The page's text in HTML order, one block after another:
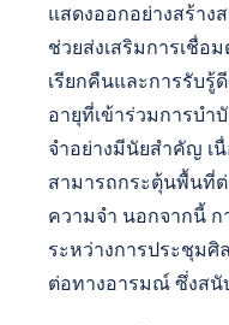
แสดงออกอย่างสร้าง
ช่วยส่งเสริมการเชื่อ
เรียกคืนและการรับรู้
อายุที่เข้าร่วมการบ
จำอย่างมีนัยสำคัญ เ
สามารถกระตุ้นพื้นที่ต่
ความจำ นอกจากนี้
ระหว่างการประชุมศิ
ต่อทางอารมณ์ ซึ่งสนั